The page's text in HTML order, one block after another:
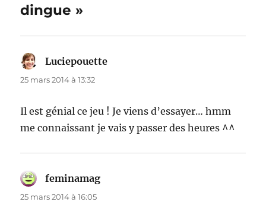
dingue »
Luciepouette
25 mars 2014 à 13:32
Il est génial ce jeu ! Je viens d’essayer… hmm
me connaissant je vais y passer des heures ^^
feminamag
25 mars 2014 à 16:05